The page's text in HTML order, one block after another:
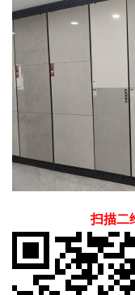
扫描二